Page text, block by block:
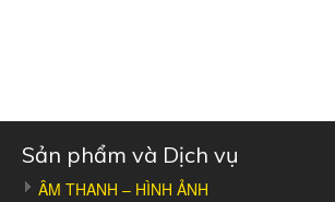
Sản phẩm và Dịch vụ
ÂM THANH – HÌNH ẢNH